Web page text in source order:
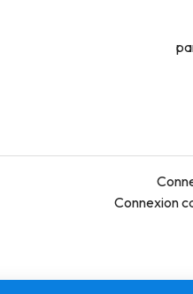
Connexion